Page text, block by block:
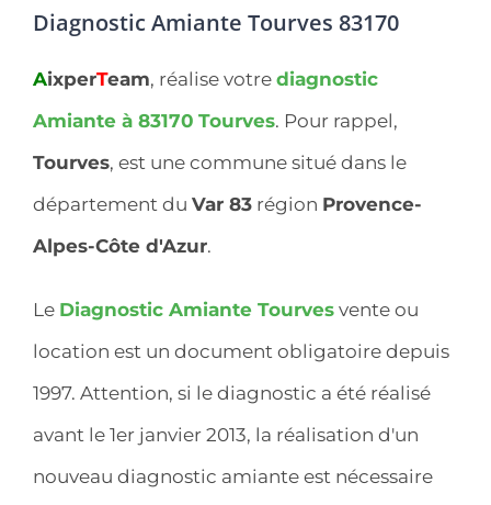
Diagnostic Amiante Tourves 83170
AixperTeam, réalise votre diagnostic
Amiante à 83170 Tourves. Pour rappel,
Tourves, est une commune situé dans le
département du Var 83 région Provence-
Alpes-Côte d'Azur.
Le Diagnostic Amiante Tourves vente ou
location est un document obligatoire depuis
1997. Attention, si le diagnostic a été réalisé
avant le 1er janvier 2013, la réalisation d'un
nouveau diagnostic amiante est nécessaire